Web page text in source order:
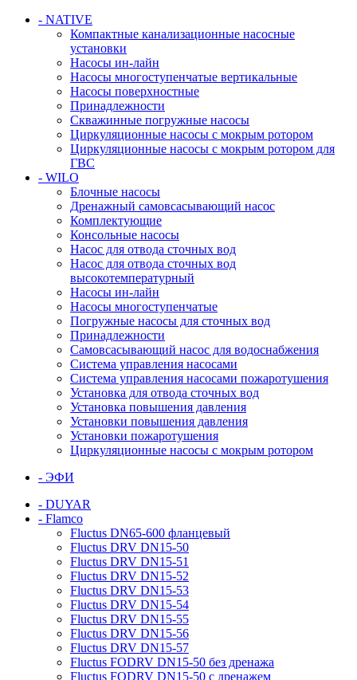
- NATIVE
Компактные канализационные насосные
установки
Насосы ин-лайн
Насосы многоступенчатые вертикальные
Насосы поверхностные
Принадлежности
Скважинные погружные насосы
Циркуляционные насосы с мокрым ротором
Циркуляционные насосы с мокрым ротором для
ГВС
- WILO
Блочные насосы
Дренажный самовсасывающий насос
Комплектующие
Консольные насосы
Насос для отвода сточных вод
Насос для отвода сточных вод
высокотемпературный
Насосы ин-лайн
Насосы многоступенчатые
Погружные насосы для сточных вод
Принадлежности
Самовсасывающий насос для водоснабжения
Система управления насосами
Система управления насосами пожаротушения
Установка для отвода сточных вод
Установка повышения давления
Установки повышения давления
Установки пожаротушения
Циркуляционные насосы с мокрым ротором
- ЭФИ
- DUYAR
- Flamco
Fluctus DN65-600 фланцевый
Fluctus DRV DN15-50
Fluctus DRV DN15-51
Fluctus DRV DN15-52
Fluctus DRV DN15-53
Fluctus DRV DN15-54
Fluctus DRV DN15-55
Fluctus DRV DN15-56
Fluctus DRV DN15-57
Fluctus FODRV DN15-50 без дренажа
Fluctus FODRV DN15-50 с дренажем